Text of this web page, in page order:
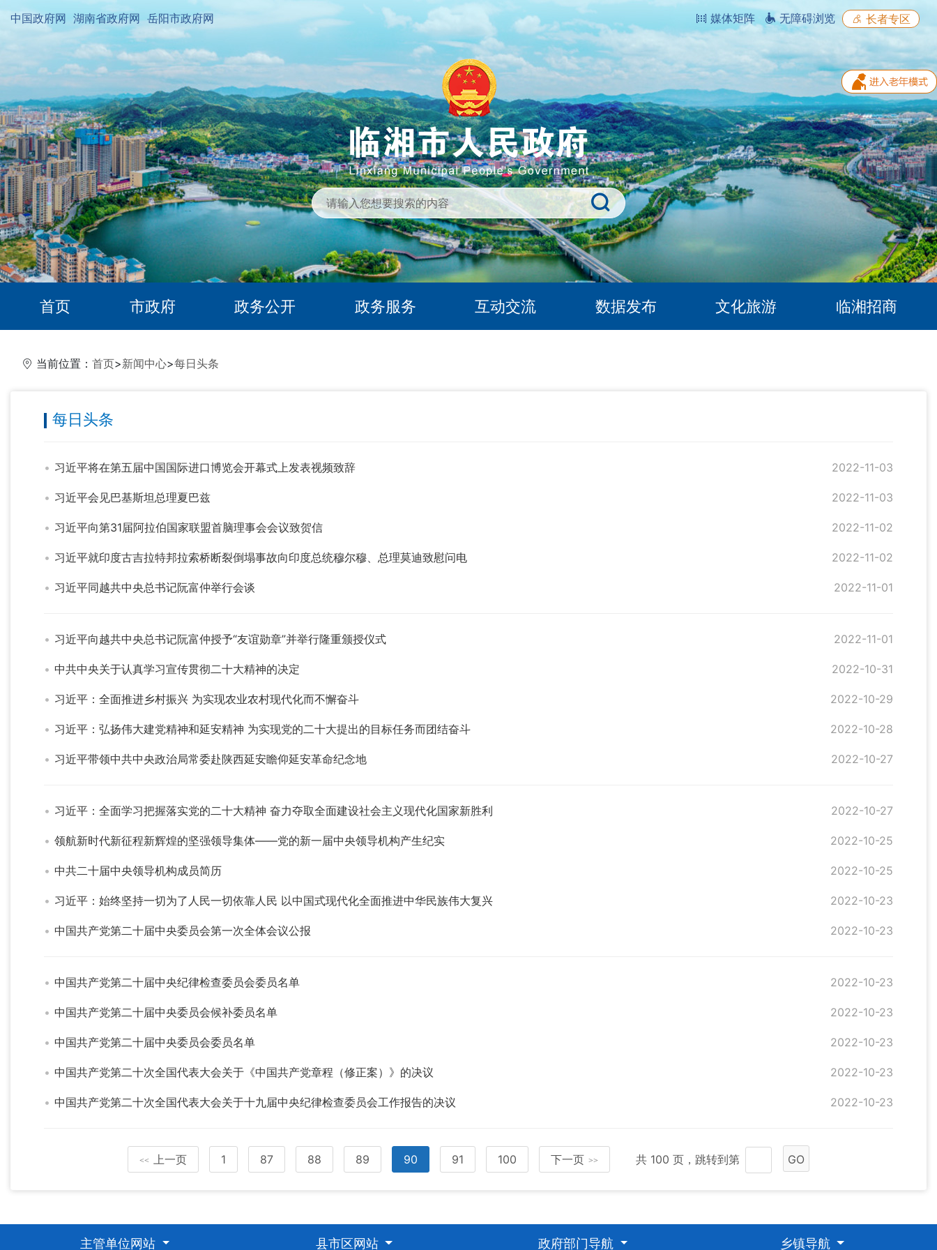
中国政府网 湖南省政府网 岳阳市政府网 媒体矩阵 无障碍浏览 长者专区
首页 市政府 政务公开 政务服务 互动交流 数据发布 文化旅游 临湘招商
当前位置： 首页>新闻中心>每日头条
每日头条
习近平将在第五届中国国际进口博览会开幕式上发表视频致辞 2022-11-03
习近平会见巴基斯坦总理夏巴兹 2022-11-03
习近平向第31届阿拉伯国家联盟首脑理事会会议致贺信 2022-11-02
习近平就印度古吉拉特邦拉索桥断裂倒塌事故向印度总统穆尔穆、总理莫迪致慰问电 2022-11-02
习近平同越共中央总书记阮富仲举行会谈 2022-11-01
习近平向越共中央总书记阮富仲授予“友谊勋章”并举行隆重颁授仪式 2022-11-01
中共中央关于认真学习宣传贯彻二十大精神的决定 2022-10-31
习近平：全面推进乡村振兴 为实现农业农村现代化而不懈奋斗 2022-10-29
习近平：弘扬伟大建党精神和延安精神 为实现党的二十大提出的目标任务而团结奋斗 2022-10-28
习近平带领中共中央政治局常委赴陕西延安瞻仰延安革命纪念地 2022-10-27
习近平：全面学习把握落实党的二十大精神 奋力夺取全面建设社会主义现代化国家新胜利 2022-10-27
领航新时代新征程新辉煌的坚强领导集体——党的新一届中央领导机构产生纪实 2022-10-25
中共二十届中央领导机构成员简历 2022-10-25
习近平：始终坚持一切为了人民一切依靠人民 以中国式现代化全面推进中华民族伟大复兴 2022-10-23
中国共产党第二十届中央委员会第一次全体会议公报 2022-10-23
中国共产党第二十届中央纪律检查委员会委员名单 2022-10-23
中国共产党第二十届中央委员会候补委员名单 2022-10-23
中国共产党第二十届中央委员会委员名单 2022-10-23
中国共产党第二十次全国代表大会关于《中国共产党章程（修正案）》的决议 2022-10-23
中国共产党第二十次全国代表大会关于十九届中央纪律检查委员会工作报告的决议 2022-10-23
<< 上一页 1 87 88 89 90 91 100 下一页 >> 共 100 页，跳转到第 GO
主管单位网站 县市区网站 政府部门导航 乡镇导航